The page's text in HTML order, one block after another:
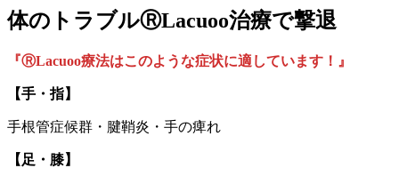
体のトラブルⓇLacuoo治療で撃退
『ⓇLacuoo療法はこのような症状に適しています！』
【手・指】
手根管症候群・腱鞘炎・手の痺れ
【足・膝】